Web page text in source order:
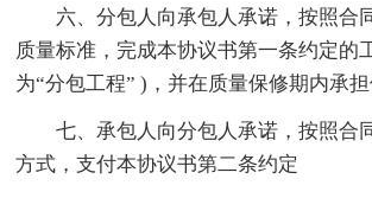
六、分包人向承包人承诺，按照合
质量标准，完成本协议书第一条约定的
为“分包工程” )，并在质量保修期内承担
七、承包人向分包人承诺，按照合
方式，支付本协议书第二条约定